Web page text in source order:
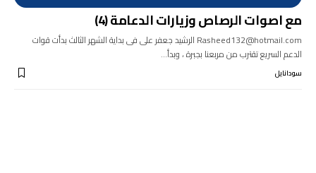
مع اصوات الرصاص وزيارات الدعامة (4)
Rasheed132@hotmail.com الرشيد جعفر على فى بداية الشهر الثالث بدأت قوات
الدعم السريع تقترب من مربعنا بجبرة ، وبدأ…
سودانايل